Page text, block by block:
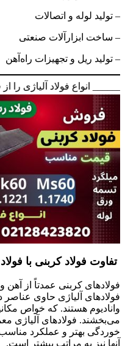
– تولید لوله و اتصالات
– ساخت ابزارآلات صنعتی
– تولید ریل و تجهیزات راه‌آهن
انواع فولاد آلیاژی را از
تفاوت فولاد کربنی با
فولادهای کربنی عمدتاً از
فولادهای آلیاژی حاوی عناصر
وانادیوم هستند. که خواص
می‌بخشند. فولادهای آلیاژی
خوردگی بهتر و عملکرد
آنها نیز به مراتب بیشتر است.